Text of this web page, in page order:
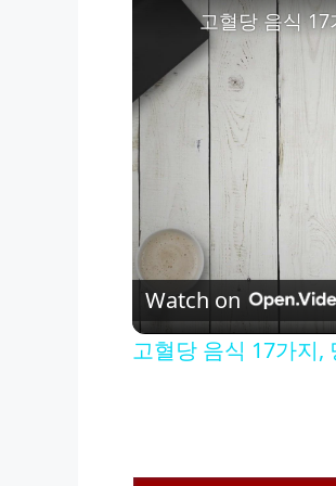
고혈당 음식
Watch on
고혈당 음식 17가지,